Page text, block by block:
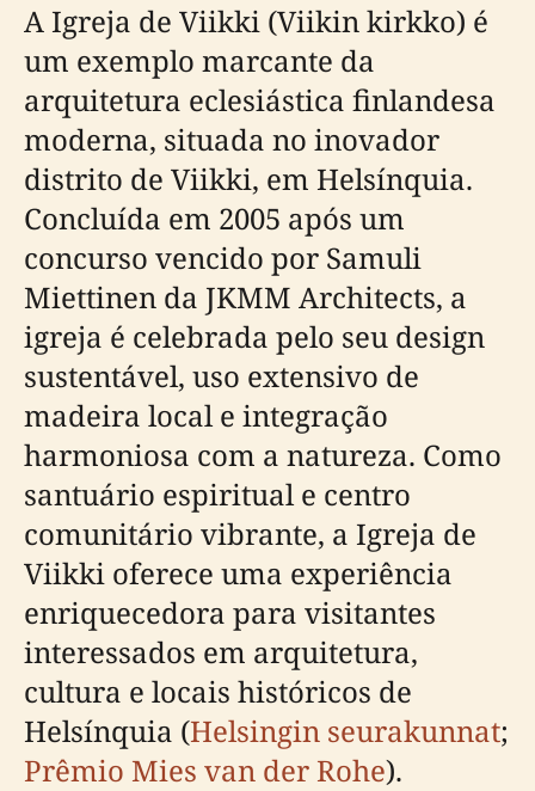
A Igreja de Viikki (Viikin kirkko) é
um exemplo marcante da
arquitetura eclesiástica finlandesa
moderna, situada no inovador
distrito de Viikki, em Helsínquia.
Concluída em 2005 após um
concurso vencido por Samuli
Miettinen da JKMM Architects, a
igreja é celebrada pelo seu design
sustentável, uso extensivo de
madeira local e integração
harmoniosa com a natureza. Como
santuário espiritual e centro
comunitário vibrante, a Igreja de
Viikki oferece uma experiência
enriquecedora para visitantes
interessados em arquitetura,
cultura e locais históricos de
Helsínquia (Helsingin seurakunnat;
Prêmio Mies van der Rohe).